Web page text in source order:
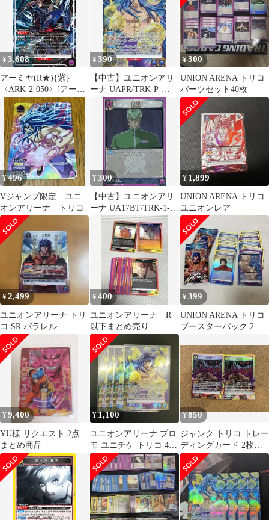
¥3,608
アーミヤ(R★){紫}
〈ARK-2-050〉[アーク
ナイツ Vol.2]ユニオン
アリーナ
¥390
【中古】ユニオンアリ
ーナ UAPR/TRK-P-
002[PR]：トリコ
¥300
UNION ARENA トリコ
パーツセット40枚
¥496
Vジャンプ限定 ユニ
オンアリーナ トリコ
¥300
【中古】ユニオンアリ
ーナ UA17BT/TRK-1-
070[R]：(キラ)鉄平
¥ 1,899
UNION ARENA トリコ
ユニオンレア
¥2,499
ユニオンアリーナ トリ
コ SR パラレル
¥400
ユニオンアリーナ R
以下まとめ売り
¥399
UNION ARENA トリコ
ブースターパック 2パ
¥9,400
YU様 リクエスト 2点
まとめ商品
¥1,100
ユニオンアリーナ プロ
モ ユニチケ トリコ 4枚
セット
¥850
ジャンク トリコ トレー
ディングカード 2枚セ
ット ユニオンアリーナ